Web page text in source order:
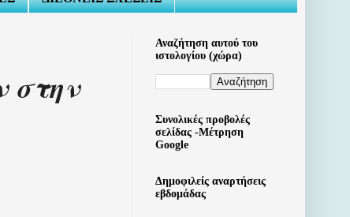
στην
Αναζήτηση αυτού του
ιστολογίου (χώρα)
Συνολικές προβολές
σελίδας -Μέτρηση
Google
Δημοφιλείς αναρτήσεις
εβδομάδας